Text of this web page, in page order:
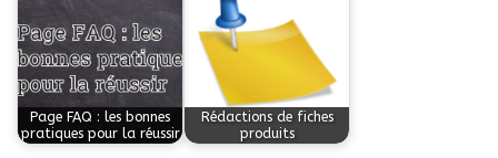
Page FAQ : les bonnes
pratiques pour la réussir
Rédactions de fiches
produits